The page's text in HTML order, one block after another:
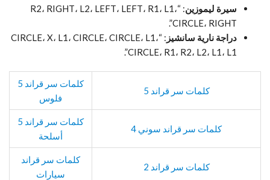
سيرة ليموزين
: “R2، RIGHT، L2، LEFT، LEFT، R1، L1،
CIRCLE، RIGHT”.
دراجة نارية سانشيز
: “CIRCLE، X، L1، CIRCLE، CIRCLE، L1،
CIRCLE، R1، R2، L2، L1، L1”.
كلمات سر قراند 5
كلمات سر قراند 5
فلوس
كلمات سر قراند سوني 4
كلمات سر قراند 5
أسلحة
كلمات سر قراند 2
كلمات سر قراند
سيارات